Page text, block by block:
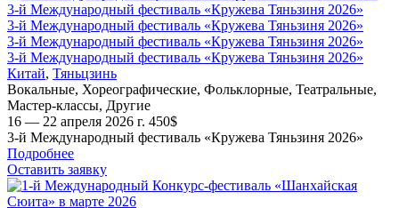
3-й Международный фестиваль «Кружева Тяньзиня 2026»
3-й Международный фестиваль «Кружева Тяньзиня 2026»
3-й Международный фестиваль «Кружева Тяньзиня 2026»
3-й Международный фестиваль «Кружева Тяньзиня 2026»
Китай, Тяньцзинь
Вокальные, Хореографические, Фольклорные, Театральные,
Мастер-классы, Другие
16 — 22 апреля 2026 г. 450$
3-й Международный фестиваль «Кружева Тяньзиня 2026»
Подробнее
Оставить заявку